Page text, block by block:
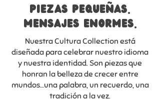
piezas pequeñas.
mensajes enormes.
Nuestra Cultura Collection está
diseñada para celebrar nuestro idioma
y nuestra identidad. Son piezas que
honran la belleza de crecer entre
mundos…una palabra, un recuerdo, una
tradición a la vez.